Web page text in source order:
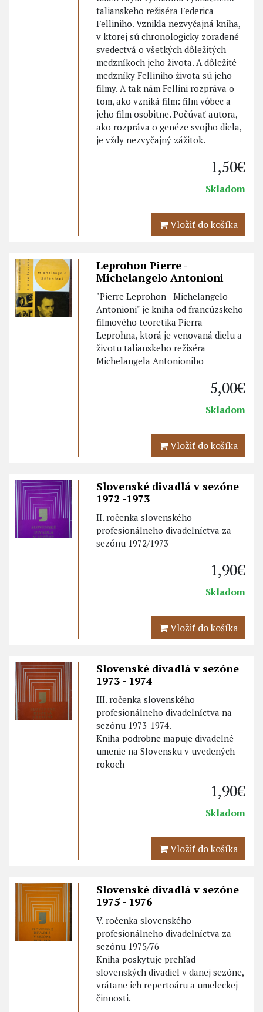
talianskeho režiséra Federica
Felliniho. Vznikla nezvyčajná kniha,
v ktorej sú chronologicky zoradené
svedectvá o všetkých dôležitých
medzníkoch jeho života. A dôležité
medzníky Felliniho života sú jeho
filmy. A tak nám Fellini rozpráva o
tom, ako vzniká film: film vôbec a
jeho film osobitne. Počúvať autora,
ako rozpráva o genéze svojho diela,
je vždy nezvyčajný zážitok.
1,50€
Skladom
Vložiť do košíka
Leprohon Pierre -
Michelangelo Antonioni
"Pierre Leprohon - Michelangelo
Antonioni" je kniha od francúzskeho
filmového teoretika Pierra
Leprohna, ktorá je venovaná dielu a
životu talianskeho režiséra
Michelangela Antonioniho
5,00€
Skladom
Vložiť do košíka
Slovenské divadlá v sezóne
1972 -1973
II. ročenka slovenského
profesionálneho divadelníctva za
sezónu 1972/1973
1,90€
Skladom
Vložiť do košíka
Slovenské divadlá v sezóne
1973 - 1974
III. ročenka slovenského
profesionálneho divadelníctva na
sezónu 1973-1974.
Kniha podrobne mapuje divadelné
umenie na Slovensku v uvedených
rokoch
1,90€
Skladom
Vložiť do košíka
Slovenské divadlá v sezóne
1975 - 1976
V. ročenka slovenského
profesionálneho divadelníctva za
sezónu 1975/76
Kniha poskytuje prehľad
slovenských divadiel v danej sezóne,
vrátane ich repertoáru a umeleckej
činnosti.